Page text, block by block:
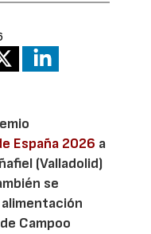
España 2026 a
(Valladolid)
se
alimentación
Campoo